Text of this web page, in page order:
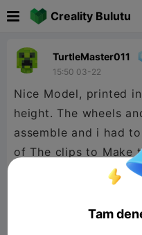
Creality Bulutu
TurtleMaster011
15:50 03-22
Nice Model, printed
height. The wheels
assemble and i had
of The clips to Make
Assembly: 6/10Tam